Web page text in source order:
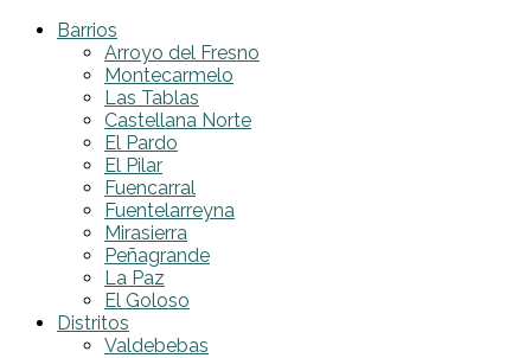
Barrios
Arroyo del Fresno
Montecarmelo
Las Tablas
Castellana Norte
El Pardo
El Pilar
Fuencarral
Fuentelarreyna
Mirasierra
Peñagrande
La Paz
El Goloso
Distritos
Valdebebas